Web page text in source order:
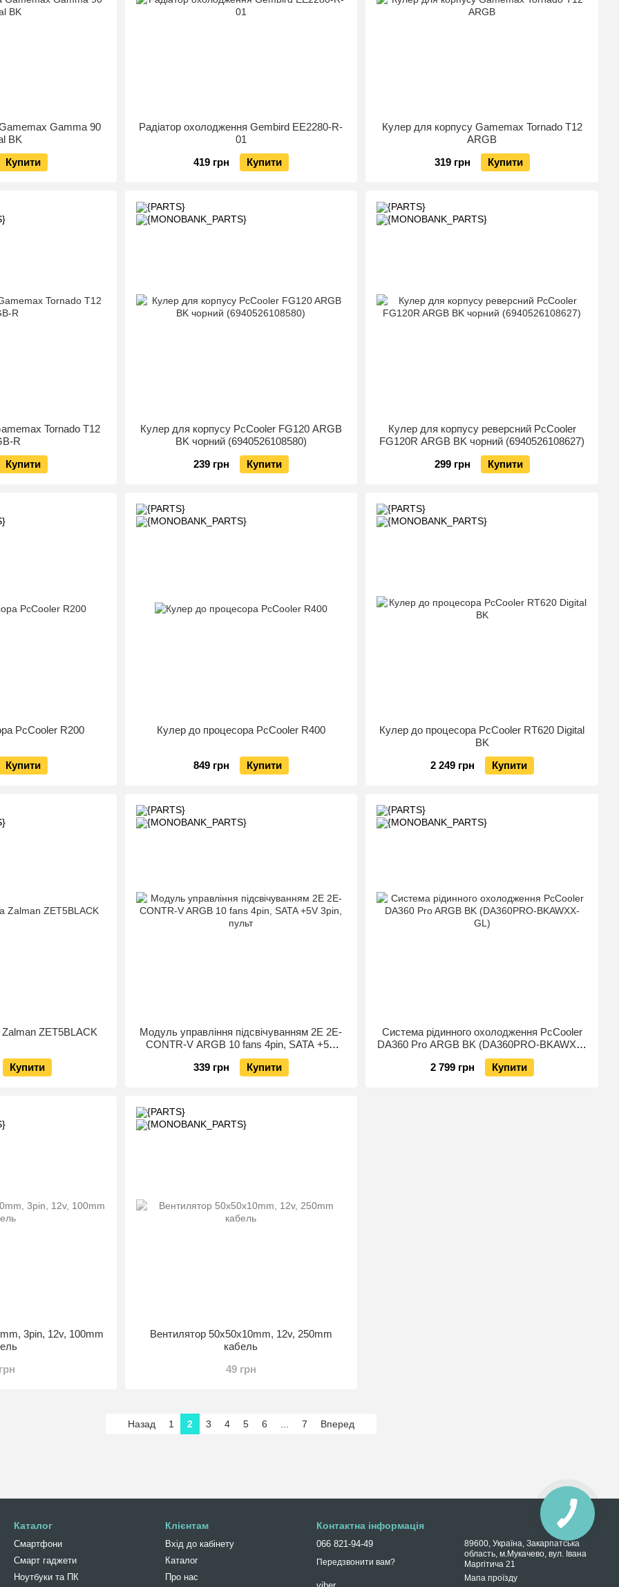
Gamma 90
BK
Купити
Радіатор охолодження Gembird EE2280-R-
01
419 грн
Купити
Кулер для корпусу Gamemax Tornado T12
ARGB
319 грн
Купити
Tornado T12
R
Купити
Кулер для корпусу PcCooler FG120 ARGB
BK чорний (6940526108580)
239 грн
Купити
Кулер для корпусу реверсний PcCooler
FG120R ARGB BK чорний (6940526108627)
299 грн
Купити
PcCooler R200
Купити
Кулер до процесора PcCooler R400
849 грн Купити
Кулер до процесора PcCooler RT620 Digital
BK
2 249 грн
Купити
ZET5BLACK
Купити
Модуль управління підсвічуванням 2E 2E-
CONTR-V ARGB 10 fans 4pin, SATA +5V
3pin, пульт
339 грн
Купити
Система рідинного охолодження PcCooler
DA360 Pro ARGB BK (DA360PRO-BKAWXX-
GL)
2 799 грн
Купити
3pin, 12v, 100mm
Вентилятор 50x50x10mm, 12v, 250mm
кабель
49 грн
Назад 1 2 3 4 5 6 7 Вперед
Каталог
Смартфони
Смарт гаджети
Ноутбуки та ПК
Клієнтам
Вхід до кабінету
Каталог
Про нас
Контактна інформація
066 821-94-49
Передзвонити вам?
89600, Україна, Закарпатська
область, м.Мукачево, вул. Івана
Маргітича 21
Мапа проїзду